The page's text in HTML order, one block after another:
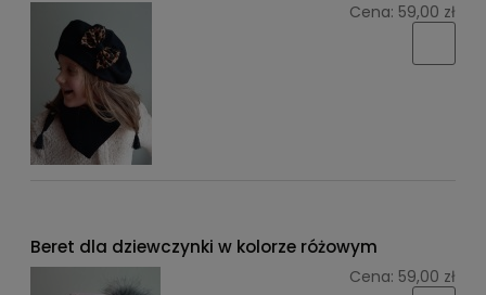
Cena: 59,00 zł
Beret dla dziewczynki w kolorze różowym
Cena: 59,00 zł